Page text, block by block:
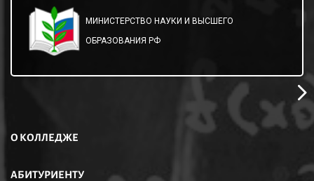
МИНИСТЕРСТВО НАУКИ И ВЫСШЕГО
ОБРАЗОВАНИЯ РФ
О КОЛЛЕДЖЕ
АБИТУРИЕНТУ